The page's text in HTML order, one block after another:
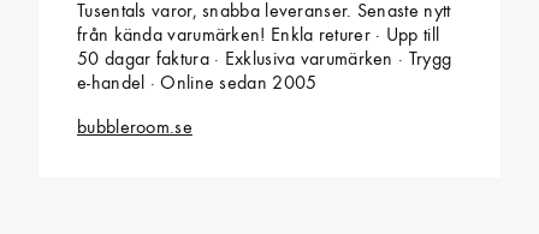
Tusentals varor, snabba leveranser. Senaste nytt
från kända varumärken! Enkla returer · Upp till
50 dagar faktura · Exklusiva varumärken · Trygg
e-handel · Online sedan 2005
bubbleroom.se